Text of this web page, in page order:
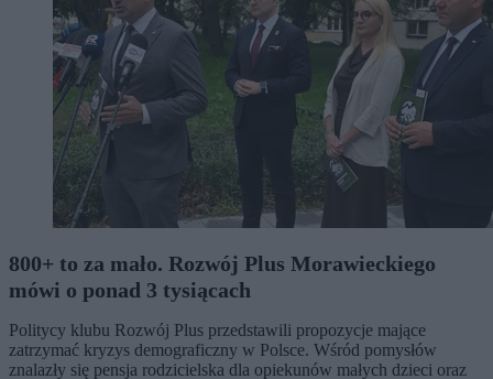
800+ to za mało. Rozwój Plus Morawieckiego
mówi o ponad 3 tysiącach
Politycy klubu Rozwój Plus przedstawili propozycje mające
zatrzymać kryzys demograficzny w Polsce. Wśród pomysłów
znalazły się pensja rodzicielska dla opiekunów małych dzieci oraz